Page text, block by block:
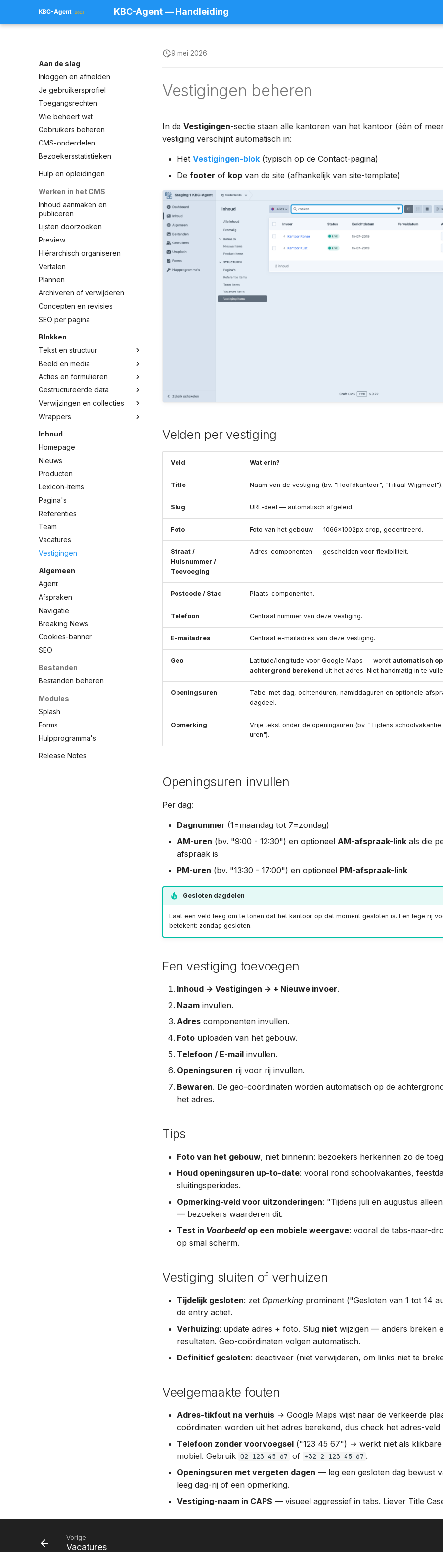
KBC-Agent — Handleiding
Aan de slag
Inloggen en afmelden
Je gebruikersprofiel
Toegangsrechten
Wie beheert wat
Gebruikers beheren
CMS-onderdelen
Bezoekersstatistieken
Hulp en opleidingen
Werken in het CMS
Inhoud aanmaken en
publiceren
Lijsten doorzoeken
Preview
Hiërarchisch organiseren
Vertalen
Plannen
Archiveren of verwijderen
Concepten en revisies
SEO per pagina
Blokken
Tekst en structuur
Beeld en media
Acties en formulieren
Gestructureerde data
Verwijzingen en collecties
Wrappers
Inhoud
Homepage
Nieuws
Producten
Lexicon-items
Pagina's
Referenties
Team
Vacatures
Vestigingen
Algemeen
Agent
Afspraken
Navigatie
Breaking News
Cookies-banner
SEO
Bestanden
Bestanden beheren
Modules
Splash
Forms
Hulpprogramma's
Release Notes
9 mei 2026
Vestigingen beheren
In de Vestigingen-sectie staan alle kantoren van het kantoor (één of
vestiging verschijnt automatisch in:
Het Vestigingen-blok (typisch op de Contact-pagina)
De footer of kop van de site (afhankelijk van site-template)
Velden per vestiging
Veld Wat erin?
Title Naam van de vestiging (bv. "Hoofdkantoor", "Filiaal Wijgmaal").
Slug URL-deel — automatisch afgeleid.
Foto Foto van het gebouw — 1066×1002px crop, gecentreerd.
Straat /
Huisnummer /
Toevoeging
Adres-componenten — gescheiden voor flexibiliteit.
Postcode / Stad Plaats-componenten.
Telefoon Centraal nummer van deze vestiging.
E-mailadres Centraal e-mailadres van deze vestiging.
Geo Latitude/longitude voor Google Maps — wordt automatisch
achtergrond berekend uit het adres. Niet handmatig in te
Openingsuren
Tabel met dag, ochtenduren, namiddaguren en optionele
dagdeel.
Opmerking
Vrije tekst onder de openingsuren (bv. "Tijdens
uren").
Openingsuren invullen
Per dag:
Dagnummer (1=maandag tot 7=zondag)
AM-uren (bv. "9:00 - 12:30") en optioneel AM-afspraak-link als die
afspraak is
PM-uren (bv. "13:30 - 17:00") en optioneel PM-afspraak-link
Gesloten dagdelen
Laat een veld leeg om te tonen dat het kantoor op dat moment gesloten is. Een lege rij
betekent: zondag gesloten.
Een vestiging toevoegen
Inhoud → Vestigingen → + Nieuwe invoer.
Naam invullen.
Adres componenten invullen.
Foto uploaden van het gebouw.
Telefoon / E-mail invullen.
Openingsuren rij voor rij invullen.
Bewaren. De geo-coördinaten worden automatisch op de
het adres.
Tips
Foto van het gebouw, niet binnenin: bezoekers herkennen zo de
Houd openingsuren up-to-date: vooral rond schoolvakanties,
sluitingsperiodes.
Opmerking-veld voor uitzonderingen: "Tijdens juli en augustus
— bezoekers waarderen dit.
Test in Voorbeeldop een mobiele weergave: vooral de tabs-naar-
op smal scherm.
Vestiging sluiten of verhuizen
Tijdelijk gesloten: zet Opmerking prominent ("Gesloten van 1 tot 14
de entry actief.
Verhuizing: update adres + foto. Slug niet wijzigen — anders breken
resultaten. Geo-coördinaten volgen automatisch.
Definitief gesloten: deactiveer (niet verwijderen, om links niet te
Veelgemaakte fouten
Adres-tikfout na verhuis → Google Maps wijst naar de verkeerde
coördinaten worden uit het adres berekend, dus check het adres-veld
Telefoon zonder voorvoegsel ("123 45 67") → werkt niet als
mobiel. Gebruik 02 123 45 67 of +32 2 123 45 67 .
Openingsuren met vergeten dagen — leg een gesloten dag bewust
leeg dag-rij of een opmerking.
Vestiging-naam in CAPS — visueel aggressief in tabs. Liever Title
Vorige
Vacatures